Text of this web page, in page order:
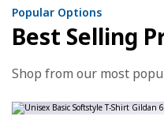
Popular Options
Best Selling
Shop from our most